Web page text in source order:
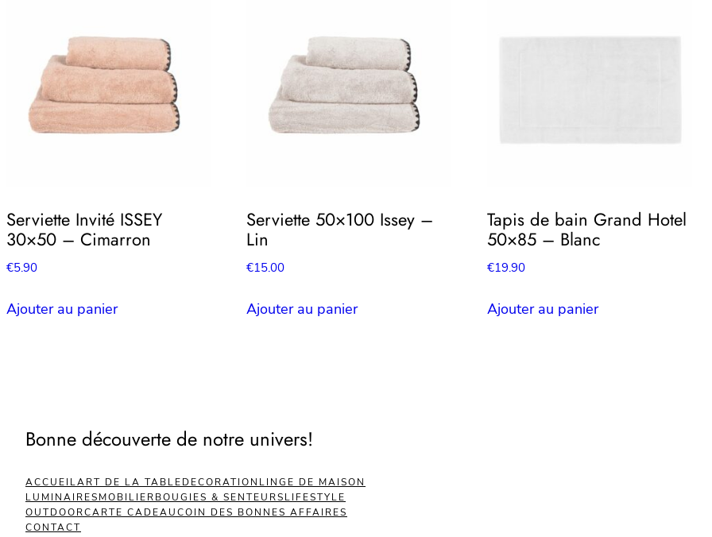
Serviette Invité ISSEY
30×50 – Cimarron
€5.90
Ajouter au panier
Serviette 50×100 Issey –
Lin
€15.00
Ajouter au panier
Tapis de bain Grand Hotel
50×85 – Blanc
€19.90
Ajouter au panier
Bonne découverte de notre univers!
ACCUEILART DE LA TABLEDECORATION LINGE DE MAISON
LUMINAIRESMOBILIERBOUGIES & SENTEURSLIFESTYLE
OUTDOORCARTE CADEAUCOIN DES BONNES AFFAIRES
CONTACT